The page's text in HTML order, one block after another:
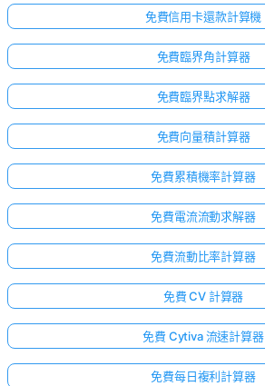
免費信用卡還款計算機
免費臨界角計算器
免費臨界點求解器
免費向量積計算器
免費累積機率計算器
免費電流流動求解器
免費流動比率計算器
免費 CV 計算器
免費 Cytiva 流速計算器
免費每日複利計算器